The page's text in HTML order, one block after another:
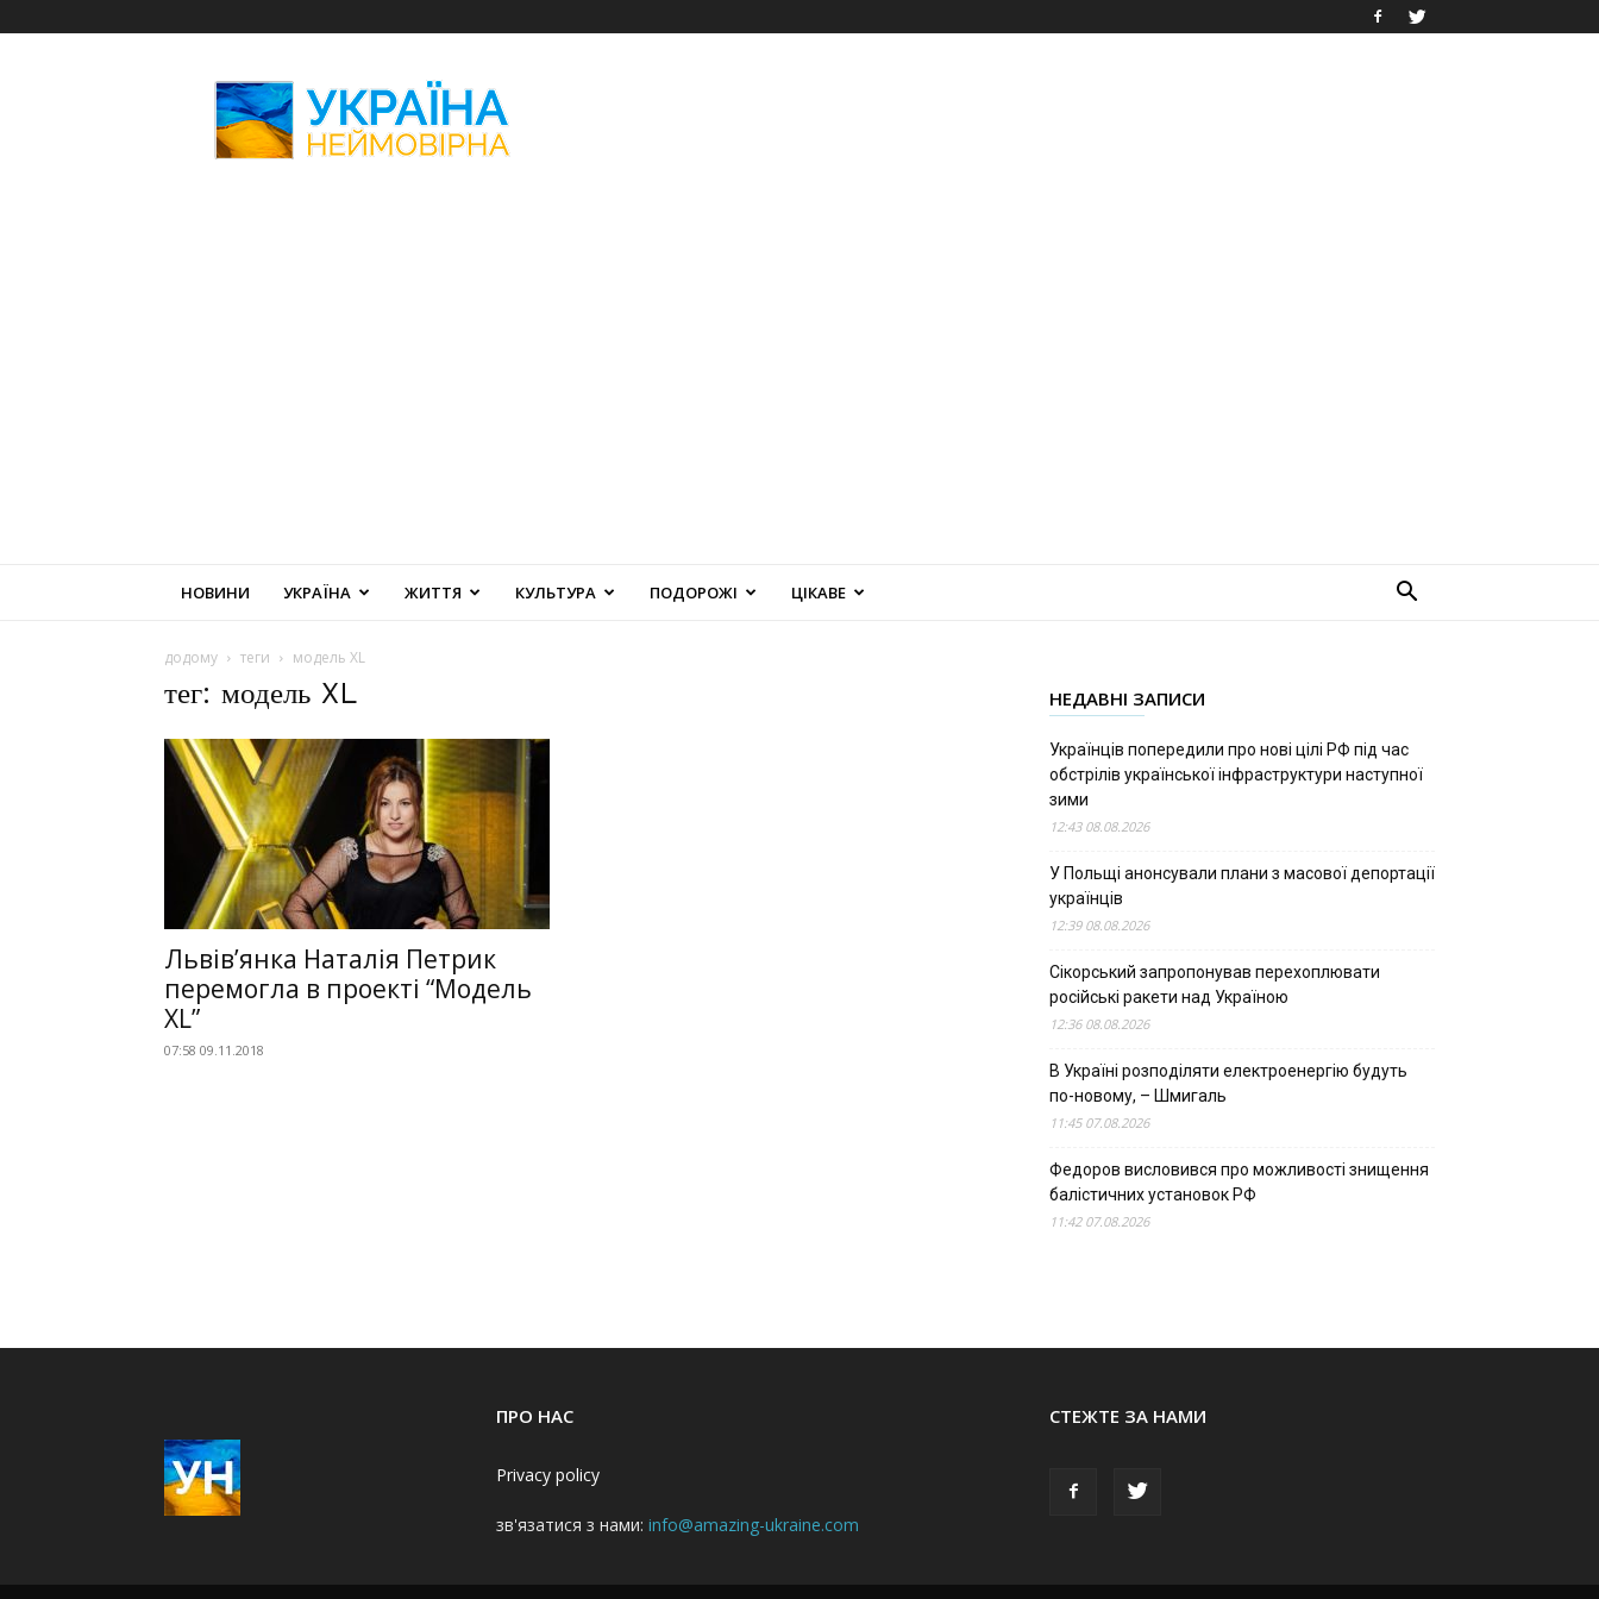
Неймовірна
НОВИНИ УКРАЇНА ЖИТТЯ КУЛЬТУРА ПОДОРОЖІ ЦІКАВЕ
додому теги модель XL
тег: модель XL
Львів’янка Наталія Петрик
перемогла в проекті “Модель
XL”
07:58 09.11.2018
НЕДАВНІ ЗАПИСИ
Українців попередили про нові цілі РФ під час
обстрілів української інфраструктури наступної
зими
12:43 08.08.2026
У Польщі анонсували плани з масової депортації
українців
12:39 08.08.2026
Сікорський запропонував перехоплювати
російські ракети над Україною
12:36 08.08.2026
В Україні розподіляти електроенергію будуть
по-новому, – Шмигаль
11:45 07.08.2026
Федоров висловився про можливості знищення
балістичних установок РФ
11:42 07.08.2026
ПРО НАС
Privacy policy
зв'язатися з нами: info@amazing-ukraine.com
СТЕЖТЕ ЗА НАМИ